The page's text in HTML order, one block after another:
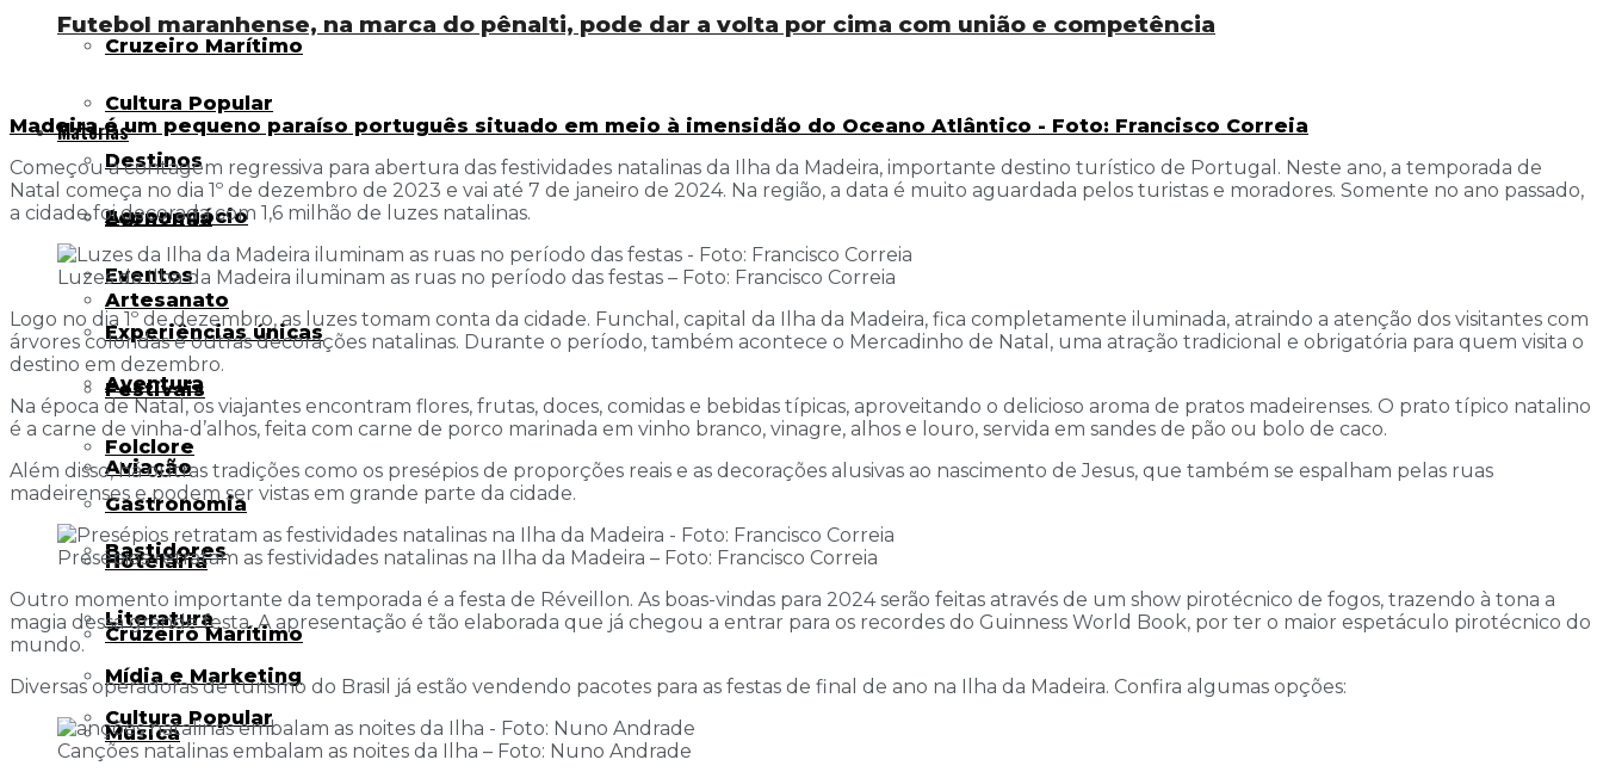
Cruzeiro Marítimo
Cultura Popular
Destinos
Economia
Eventos
Experiências únicas
Festivais
Folclore
Gastronomia
Hotelaria
Literatura
Mídia e Marketing
Música
Futebol maranhense, na marca do pênalti, pode dar a volta por cima com união e competência
Matérias
Agronegócio
Artesanato
Aventura
Aviação
Bastidores
Cruzeiro Marítimo
Cultura Popular
Madeira é um pequeno paraíso português situado em meio à imensidão do Oceano Atlântico - Foto: Francisco Correia
Começou a contagem regressiva para abertura das festividades natalinas da Ilha da Madeira, importante destino turístico de Portugal. Neste ano, a temporada de
Natal começa no dia 1º de dezembro de 2023 e vai até 7 de janeiro de 2024. Na região, a data é muito aguardada pelos turistas e moradores. Somente no ano passado,
a cidade foi decorada com 1,6 milhão de luzes natalinas.
Luzes da Ilha da Madeira iluminam as ruas no período das festas – Foto: Francisco Correia
Logo no dia 1º de dezembro, as luzes tomam conta da cidade. Funchal, capital da Ilha da Madeira, fica completamente iluminada, atraindo a atenção dos visitantes com
árvores coloridas e outras decorações natalinas. Durante o período, também acontece o Mercadinho de Natal, uma atração tradicional e obrigatória para quem visita o
destino em dezembro.
Na época de Natal, os viajantes encontram flores, frutas, doces, comidas e bebidas típicas, aproveitando o delicioso aroma de pratos madeirenses. O prato típico natalino
é a carne de vinha-d’alhos, feita com carne de porco marinada em vinho branco, vinagre, alhos e louro, servida em sandes de pão ou bolo de caco.
Além disso, há outras tradições como os presépios de proporções reais e as decorações alusivas ao nascimento de Jesus, que também se espalham pelas ruas
madeirenses e podem ser vistas em grande parte da cidade.
Presépios retratam as festividades natalinas na Ilha da Madeira – Foto: Francisco Correia
Outro momento importante da temporada é a festa de Réveillon. As boas-vindas para 2024 serão feitas através de um show pirotécnico de fogos, trazendo à tona a
magia dessa grande festa. A apresentação é tão elaborada que já chegou a entrar para os recordes do Guinness World Book, por ter o maior espetáculo pirotécnico do
mundo.
Diversas operadoras de turismo do Brasil já estão vendendo pacotes para as festas de final de ano na Ilha da Madeira. Confira algumas opções:
Canções natalinas embalam as noites da Ilha – Foto: Nuno Andrade